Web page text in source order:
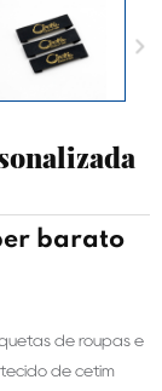
barato
de roupas é
de cetim